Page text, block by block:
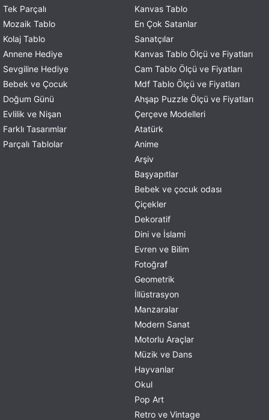
Tek Parçalı
Mozaik Tablo
Kolaj Tablo
Annene Hediye
Sevgiline Hediye
Bebek ve Çocuk
Doğum Günü
Evlilik ve Nişan
Farklı Tasarımlar
Parçalı Tablolar
Kanvas Tablo
En Çok Satanlar
Sanatçılar
Kanvas Tablo Ölçü ve Fiyatları
Cam Tablo Ölçü ve Fiyatları
Mdf Tablo Ölçü ve Fiyatları
Ahşap Puzzle Ölçü ve Fiyatları
Çerçeve Modelleri
Atatürk
Anime
Arşiv
Başyapıtlar
Bebek ve çocuk odası
Çiçekler
Dekoratif
Dini ve İslami
Evren ve Bilim
Fotoğraf
Geometrik
İllüstrasyon
Manzaralar
Modern Sanat
Motorlu Araçlar
Müzik ve Dans
Hayvanlar
Okul
Pop Art
Retro ve Vintage